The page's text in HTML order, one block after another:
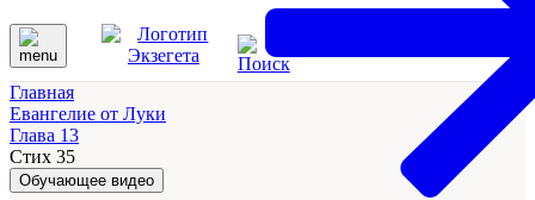
Главная
Евангелие от Луки
Глава 13
Стих 35
Обучающее видео